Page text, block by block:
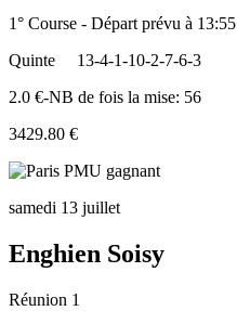
1° Course - Départ prévu à 13:55
Quinte
13-4-1-10-2-7-6-3
2.0 €-NB de fois la mise: 56
3429.80 €
samedi 13 juillet
Enghien Soisy
Réunion 1